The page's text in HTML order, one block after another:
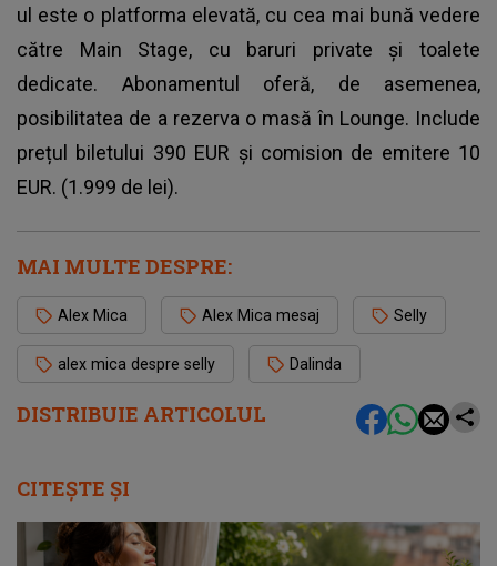
DISTRIBUIE ARTICOLUL
ul este o platforma elevată, cu cea mai bună vedere
către Main Stage, cu baruri private și toalete
dedicate. Abonamentul oferă, de asemenea,
posibilitatea de a rezerva o masă în Lounge. Include
prețul biletului 390 EUR și comision de emitere 10
EUR. (1.999 de lei).
MAI MULTE DESPRE:
Alex Mica Alex Mica mesaj Selly
alex mica despre selly Dalinda
CITEȘTE ȘI